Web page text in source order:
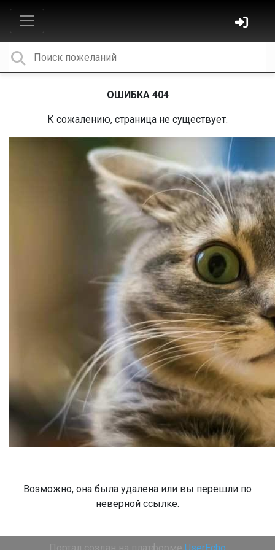
ОШИБКА 404
К сожалению, страница не существует.
Возможно, она была удалена или вы перешли по
неверной ссылке.